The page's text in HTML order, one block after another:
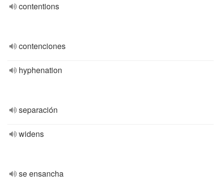
contentions
contenciones
hyphenation
separación
widens
se ensancha